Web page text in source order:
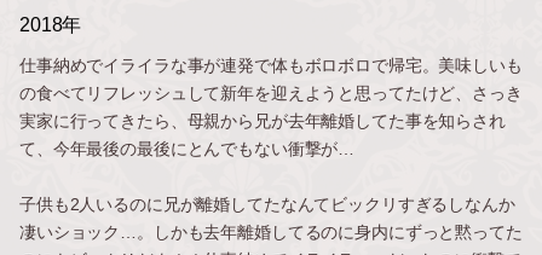
2018年
仕事納めでイライラな事が連発で体もボロボロで帰宅。美味しいも
の食べてリフレッシュして新年を迎えようと思ってたけど、さっき
実家に行ってきたら、母親から兄が去年離婚してた事を知らされ
て、今年最後の最後にとんでもない衝撃が…
子供も2人いるのに兄が離婚してたなんてビックリすぎるしなんか
凄いショック…。しかも去年離婚してるのに身内にずっと黙ってた